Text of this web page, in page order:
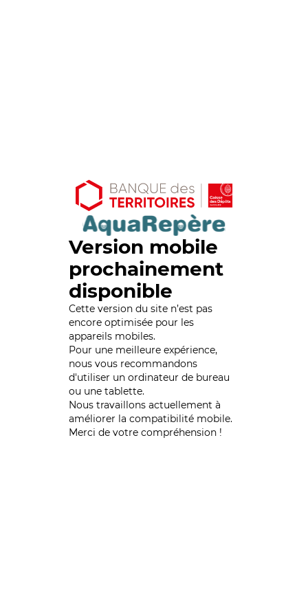
Version mobile
prochainement
disponible
Cette version du site n’est pas
encore optimisée pour les
appareils mobiles.
Pour une meilleure expérience,
nous vous recommandons
d'utiliser un ordinateur de bureau
ou une tablette.
Nous travaillons actuellement à
améliorer la compatibilité mobile.
Merci de votre compréhension !